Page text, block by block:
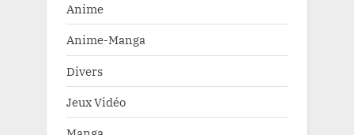
Anime
Anime-Manga
Divers
Jeux Vidéo